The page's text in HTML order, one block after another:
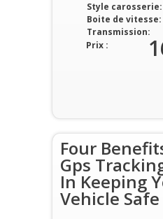
Style carosserie:
Boite de vitesse:
Transmission:
Prix :
Four
Gps
In Keeping
Vehicle Safe